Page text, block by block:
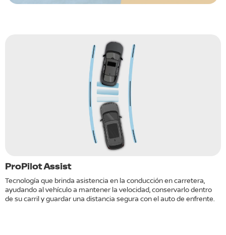
ProPilot Assist
Tecnología que brinda asistencia en la conducción en carretera,
ayudando al vehículo a mantener la velocidad, conservarlo dentro
de su carril y guardar una distancia segura con el auto de enfrente.